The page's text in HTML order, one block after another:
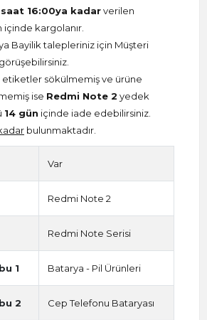
saat 16:00ya kadarverilen
içinde kargolanır.
Bayilik talepleriniz için Müşteri
sökülmemiş ve ürüne
ise Redmi Note 2 yedek
14 gün içinde iade edebilirsiniz.
bulunmaktadır.
Var
Redmi Note 2
Redmi Note Serisi
1 Batarya - Pil Ürünleri
2 Cep Telefonu Bataryası